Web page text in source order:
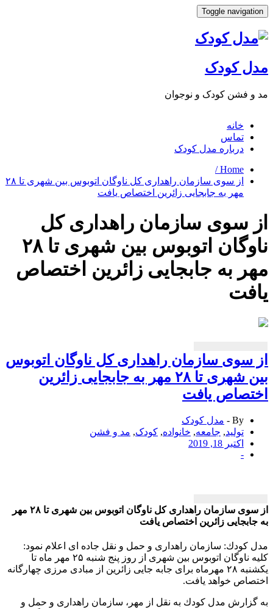
Toggle
کودک
فشن کودک و نوجوان
خانه
تماس
درباره مدل کودک
Home /
از سوی سازمان راهداری كل ناوگان اتوبوس بین شهری تا ۲۸
مهر به جابجایی زائرین اختصاص یافت
سوی سازمان راهداری كل
ناوگان اتوبوس بین شهری تا ۲۸
به جابجایی زائرین اختصاص
سوی سازمان راهداری كل ناوگان اتوبوس
بین شهری تا ۲۸ مهر به جابجایی زائرین
یافت
By -
مدل کودک
تولید
,جامعه,خانواده,کودک,مد و فشن
اکتبر 18, 2019
از سوی سازمان راهداری كل ناوگان اتوبوس بین شهری تا ۲۸ مهر
زائرین اختصاص یافت
كودك: سازمان راهداری و حمل و نقل جاده ای اعلام نمود:
كلیه ناوگان اتوبوس بین شهری از روز پنج شنبه ۲۵ مهر ماه تا
یكشنبه ۲۸ مهرماه برای جابه جایی زائرین از مبادی مرزی چهارگانه
خواهد یافت.
مدل كودك به نقل از مهر، سازمان راهداری و حمل و